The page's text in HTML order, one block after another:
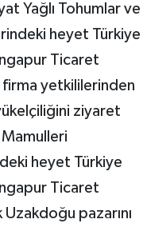
Yağlı Tohumlar ve
heyet Türkiye
Ticaret
yetkililerinden
ziyaret
heyet Türkiye
Ticaret
pazarını